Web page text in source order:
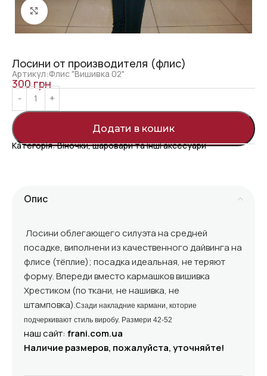
Click to enlarge
Лосини от производителя (флис)
Артикул:Флис "Вишивка 02"
300грн
Додати в кошик
Категорія:Віночки, шаровари та інші аксесуари
Опис
Лосини облегающего силуэта на средней
посадке, виполнени из качественного дайвинга на
флисе (тёплие); посадка идеальная, не теряют
форму. Впереди вместо кармашков вишивка
Хрестиком (по ткани, не нашивка, не
штамповка).Сзади накладние кармани, которие
подчеркивают стиль виробу. Размери 42-52
наш сайт: frani.com.ua
Наличие размеров, пожалуйста, уточняйте!